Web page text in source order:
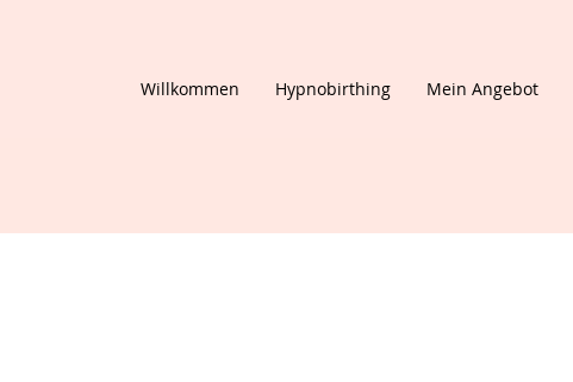
Willkommen Hypnobirthing Mein Angebot